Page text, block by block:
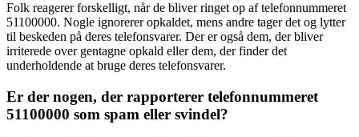
Folk reagerer forskelligt, når de bliver ringet op af telefonnummeret
51100000. Nogle ignorerer opkaldet, mens andre tager det og lytter
til beskeden på deres telefonsvarer. Der er også dem, der bliver
irriterede over gentagne opkald eller dem, der finder det
underholdende at bruge deres telefonsvarer.
Er der nogen, der rapporterer telefonnummeret
51100000 som spam eller svindel?